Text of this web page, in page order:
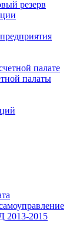
резерв
палате
палаты
2013-2015